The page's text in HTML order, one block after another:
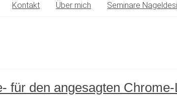
Kontakt Über mich Seminare
für den angesagten